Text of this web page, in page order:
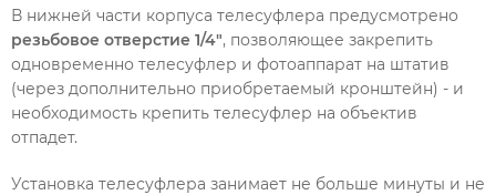
В нижней части корпуса телесуфлера предусмотрено
резьбовое отверстие 1/4", позволяющее закрепить
одновременно телесуфлер и фотоаппарат на штатив
(через дополнительно приобретаемый кронштейн) - и
необходимость крепить телесуфлер на объектив
отпадет.
Установка телесуфлера занимает не больше минуты и не